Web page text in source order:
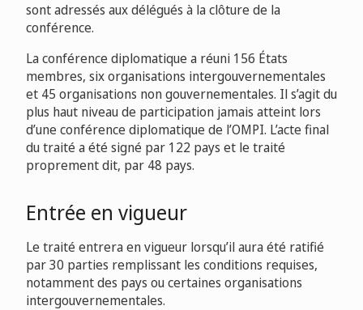
sont adressés aux délégués à la clôture de la
conférence.
La conférence diplomatique a réuni 156 États
membres, six organisations intergouvernementales
et 45 organisations non gouvernementales. Il s’agit du
plus haut niveau de participation jamais atteint lors
d’une conférence diplomatique de l’OMPI. L’acte final
du traité a été signé par 122 pays et le traité
proprement dit, par 48 pays.
Entrée en vigueur
Le traité entrera en vigueur lorsqu’il aura été ratifié
par 30 parties remplissant les conditions requises,
notamment des pays ou certaines organisations
intergouvernementales.